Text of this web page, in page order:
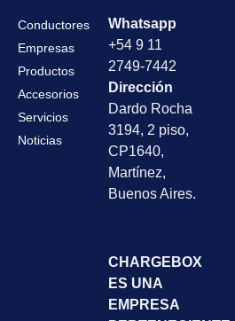
Conductores
Empresas
Productos
Accesorios
Servicios
Noticias
Whatsapp
+54 9 11
2749-7442
Dirección
Dardo Rocha
3194, 2 piso,
CP1640,
Martínez,
Buenos Aires.
CHARGEBOX
ES UNA
EMPRESA